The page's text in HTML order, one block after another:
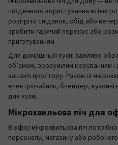
щоденного користування всією
розігріти сніданок, обід або
зробити гарячий перекус або
приготуванням.
Для домашньої кухні важливо
об’ємом, зрозумілим керуванням
вашого простору. Разом із
електрочайник, блендер, кухонні
для кухні.
Мікрохвильова піч для
В офісі мікрохвильова піч
персоналу, магазину або